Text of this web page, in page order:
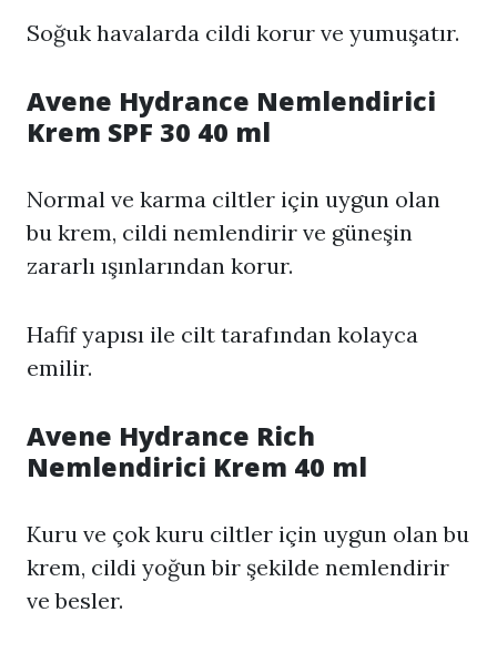
Soğuk havalarda cildi korur ve yumuşatır.
Avene Hydrance Nemlendirici
Krem SPF 30 40 ml
Normal ve karma ciltler için uygun olan
bu krem, cildi nemlendirir ve güneşin
zararlı ışınlarından korur.
Hafif yapısı ile cilt tarafından kolayca
emilir.
Avene Hydrance Rich
Nemlendirici Krem 40 ml
Kuru ve çok kuru ciltler için uygun olan bu
krem, cildi yoğun bir şekilde nemlendirir
ve besler.